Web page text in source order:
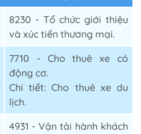
8230 - Tổ chức giới thiệu
và xúc tiến thương mại.
7710 - Cho thuê xe có
động cơ.
Chi tiết: Cho thuê xe du
lịch.
4931 - Vận tải hành khách